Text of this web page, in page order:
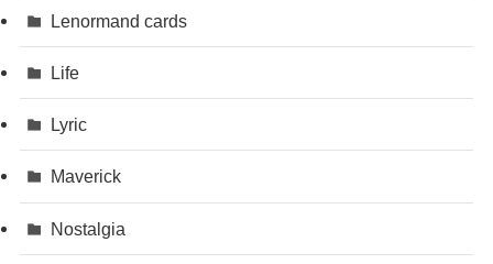
Lenormand cards
Life
Lyric
Maverick
Nostalgia